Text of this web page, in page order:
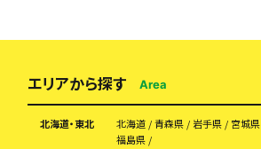
エリアから探す Area
北海道・東北 北海道 青森県 岩手県 宮城県
福島県